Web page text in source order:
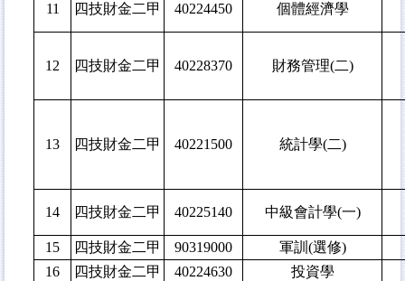
11 四技財金二甲 40224450 個體經濟學
12 四技財金二甲 40228370 財務管理(二)
13 四技財金二甲 40221500 統計學(二)
14 四技財金二甲 40225140 中級會計學(一)
15 四技財金二甲 90319000
軍訓(選修)
16
四技財金二甲 40224630 投資學